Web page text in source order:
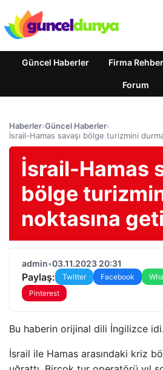
Güncel Haberler Firma
Forum
Haberler›Güncel Haberler›
İsrail-Hamas savaşı bölge turizmini
İsrail-Hamas
bölge
noktasına
admin•03.11.2023 20:31
Paylaş: Twitter Facebook
Pinterest
Bu haberin orijinal dili İngilizce idi.
İsrail ile Hamas arasındaki kriz